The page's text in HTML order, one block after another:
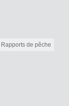
Rapports de pêche